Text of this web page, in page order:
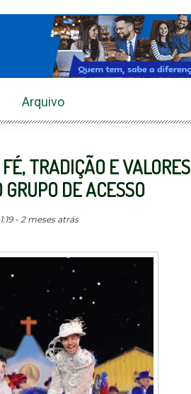
Arquivo
TRADIÇÃO E VALORES
DE ACESSO
- 2 meses atrás